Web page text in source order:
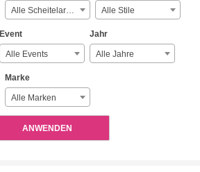
Alle Scheitelarten Alle Stile
Event
Alle Events
Jahr
Alle Jahre
Marke
Alle Marken
ANWENDEN